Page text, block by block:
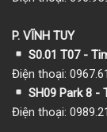
P. VĨNH TUY
S0.01 T07 -
Điện thoại:
SH09 Park 8 -
Điện thoại: